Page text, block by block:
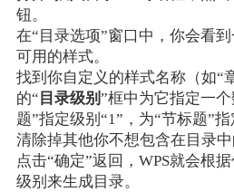
钮。
在“目录选项”窗口中，你会看
可用的样式。
找到你自定义的样式名称（如“
的“ 目录级别”框中为它指定一
题”指定级别“1”，为“节标题”指
清除掉其他你不想包含在目录中
点击“确定”返回，WPS就会根
级别来生成目录。